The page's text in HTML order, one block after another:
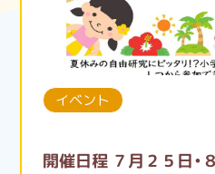
国立市ボランティアセ
開館時間：月曜日～金
イベント
開催日程 ７月２５日・